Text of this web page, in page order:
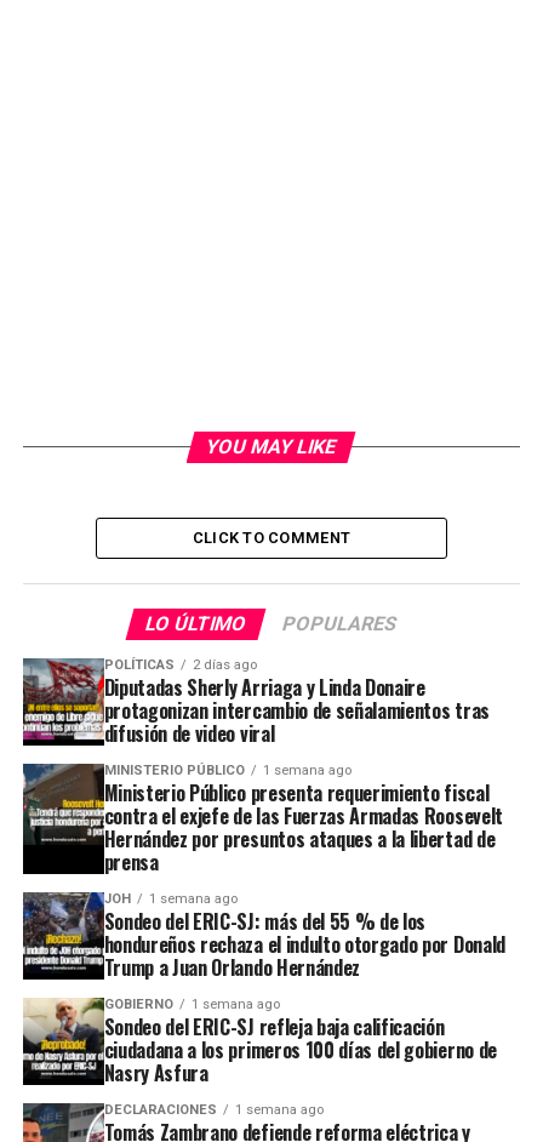
YOU MAY LIKE
CLICK TO COMMENT
LO ÚLTIMO POPULARES
POLÍTICAS 2 días ago
Diputadas Sherly Arriaga y Linda Donaire
protagonizan intercambio de señalamientos tras
difusión de video viral
MINISTERIO PÚBLICO 1 semana ago
Ministerio Público presenta requerimiento fiscal
contra el exjefe de las Fuerzas Armadas Roosevelt
Hernández por presuntos ataques a la libertad de
prensa
JOH 1 semana ago
Sondeo del ERIC-SJ: más del 55 % de los
hondureños rechaza el indulto otorgado por Donald
Trump a Juan Orlando Hernández
GOBIERNO 1 semana ago
Sondeo del ERIC-SJ refleja baja calificación
ciudadana a los primeros 100 días del gobierno de
Nasry Asfura
DECLARACIONES 1 semana ago
Tomás Zambrano defiende reforma eléctrica y